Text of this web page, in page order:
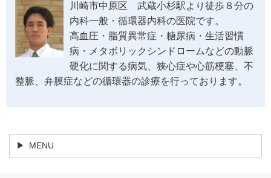
川崎市中原区 武蔵小杉駅より徒歩８分の
内科一般・循環器内科の医院です。
高血圧・脂質異常症・糖尿病・生活習慣
病・メタボリックシンドロームなどの動脈
硬化に関する病気、狭心症や心筋梗塞、不
整脈、弁膜症などの循環器の診療を行っております。
MENU